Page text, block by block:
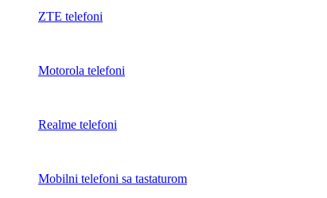
ZTE telefoni
Motorola telefoni
Realme telefoni
Mobilni telefoni sa tastaturom